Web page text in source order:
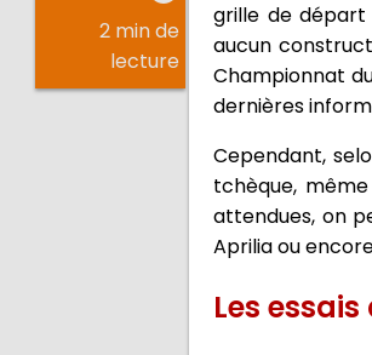
2 min de
lecture
grille de départ
aucun
Championnat
dernières
Cependant,
tchèque,
attendues, on
Aprilia ou
Les